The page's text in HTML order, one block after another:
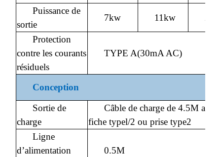
Puissance de
sortie
7kw 11kw
Protection
contre les courants
résiduels
TYPE A(30mA AC)
Conception
Sortie de
charge
Câble de charge de 4.5M avec
fiche typel/2 ou prise type2
Ligne
d’alimentation
0.5M